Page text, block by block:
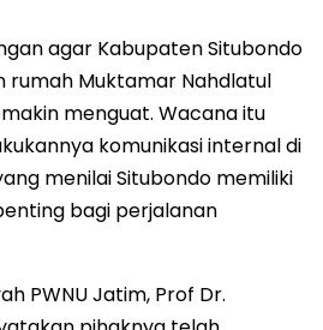
agar Kabupaten Situbondo
rumah Muktamar Nahdlatul
menguat. Wacana itu
komunikasi internal di
menilai Situbondo memiliki
bagi perjalanan
PWNU Jatim, Prof Dr.